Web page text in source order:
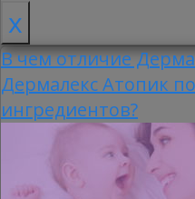
x
В чем отличие
Дермалекс Атопик
ингредиентов?